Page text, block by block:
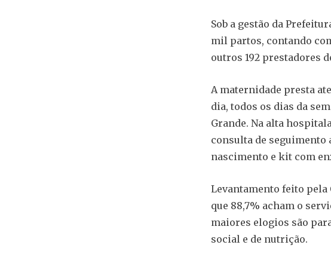
Sob a gestão da
mil partos, contando
outros 192 prestadores
A maternidade presta
dia, todos os dias da
Grande. Na alta
consulta de
nascimento e kit com
Levantamento feito
que 88,7% acham o
maiores elogios são
social e de nutrição.